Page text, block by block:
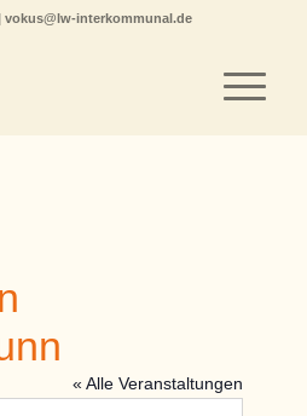
| vokus@lw-interkommunal.de
« Alle Veranstaltungen